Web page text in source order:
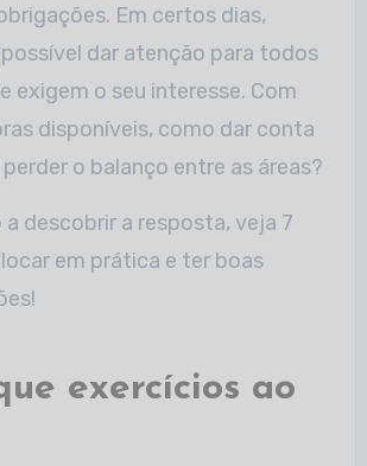
Em certos dias,
dar atenção para todos
exigem o seu interesse. Com
disponíveis, como dar conta
o balanço entre as áreas?
a descobrir a resposta, veja 7
em prática e ter boas
exercícios ao